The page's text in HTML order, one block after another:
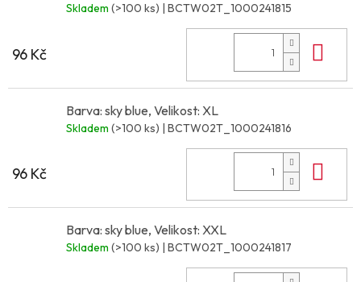
Skladem (>100 ks) | BCTW02T_1000241815
96 Kč
Barva: sky blue, Velikost: XL
Skladem (>100 ks) | BCTW02T_1000241816
96 Kč
Barva: sky blue, Velikost: XXL
Skladem (>100 ks) | BCTW02T_1000241817